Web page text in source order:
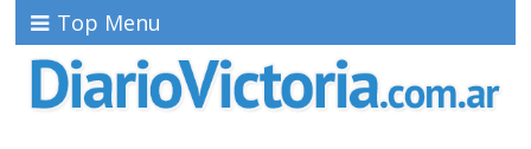
Top Menu